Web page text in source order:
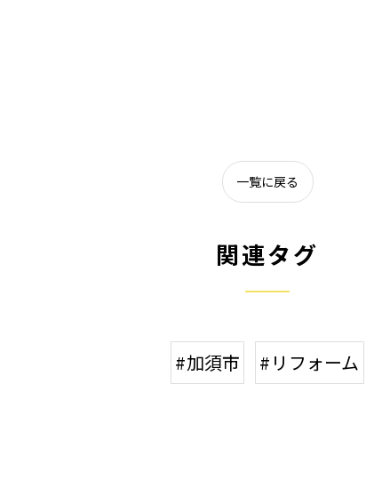
一覧に戻る
関連タグ
#加須市 #リフォーム